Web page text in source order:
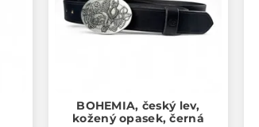
BOHEMIA, český lev,
kožený opasek, černá